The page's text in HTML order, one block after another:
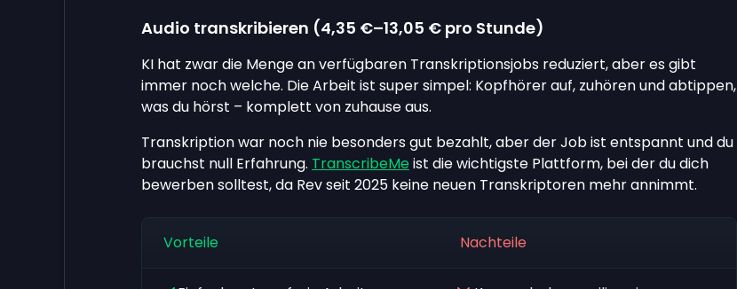
Audio transkribieren (4,35 €–13,05 € pro Stunde)
KI hat zwar die Menge an verfügbaren Transkriptionsjobs reduziert, aber es gibt
immer noch welche. Die Arbeit ist super simpel: Kopfhörer auf, zuhören und abtippen,
was du hörst – komplett von zuhause aus.
Transkription war noch nie besonders gut bezahlt, aber der Job ist entspannt und du
brauchst null Erfahrung. TranscribeMe ist die wichtigste Plattform, bei der du dich
bewerben solltest, da Rev seit 2025 keine neuen Transkriptoren mehr annimmt.
Vorteile Nachteile